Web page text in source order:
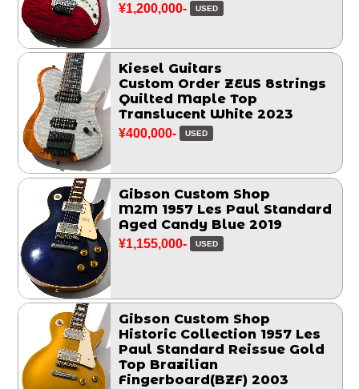
¥1,200,000- USED
Kiesel Guitars
Custom Order ZEUS 8strings
Quilted Maple Top
Translucent White 2023
¥400,000- USED
Gibson Custom Shop
M2M 1957 Les Paul Standard
Aged Candy Blue 2019
¥1,155,000- USED
Gibson Custom Shop
Historic Collection 1957 Les
Paul Standard Reissue Gold
Top Brazilian
Fingerboard(BZF) 2003